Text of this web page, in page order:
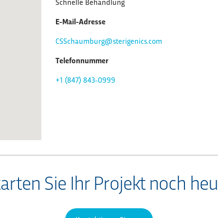
E-Mail-Adresse
CSSchaumburg@sterigenics.com
Telefonnummer
+1 (847) 843-0999
Sie Ihr Projekt noch